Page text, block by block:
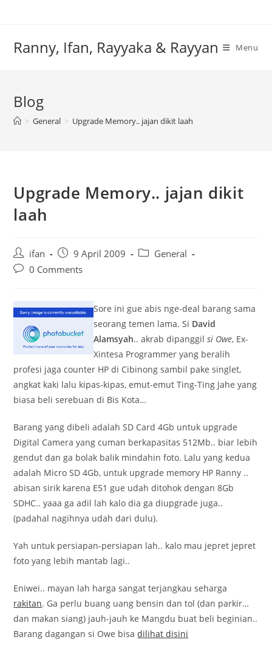
Ranny, Ifan, Rayyaka & Rayyan Menu
Blog
> General > Upgrade Memory.. jajan dikit laah
Upgrade Memory.. jajan dikit
laah
Post
author:
ifan
Post
published:
9 April 2009
PostGeneral
Post0 Comments
Sore ini gue abis nge-deal barang sama
seorang temen lama. Si David
Alamsyah.. akrab dipanggilsi Owe, Ex-
Xintesa Programmer yang beralih
profesi jaga counter HP di Cibinong sambil pake singlet,
angkat kaki lalu kipas-kipas, emut-emut Ting-Ting Jahe yang
biasa beli serebuan di Bis Kota…
Barang yang dibeli adalah SD Card 4Gb untuk upgrade
Digital Camera yang cuman berkapasitas 512Mb.. biar lebih
gendut dan ga bolak balik mindahin foto. Lalu yang kedua
adalah Micro SD 4Gb, untuk upgrade memory HP Ranny ..
abisan sirik karena E51 gue udah ditohok dengan 8Gb
SDHC.. yaaa ga adil lah kalo dia ga diupgrade juga..
(padahal nagihnya udah dari dulu).
Yah untuk persiapan-persiapan lah.. kalo mau jepret jepret
foto yang lebih mantab lagi..
Eniwei.. mayan lah harga sangat terjangkau seharga
rakitan. Ga perlu buang uang bensin dan tol (dan parkir…
dan makan siang) jauh-jauh ke Mangdu buat beli beginian..
Barang dagangan si Owe bisadilihat disini